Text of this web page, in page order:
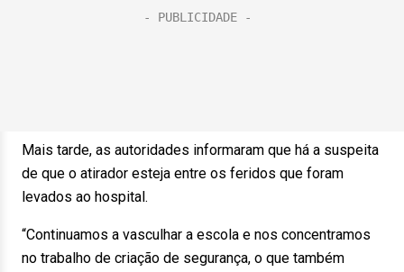
Mais tarde, as autoridades informaram que há a suspeita
de que o atirador esteja entre os feridos que foram
levados ao hospital.
“Continuamos a vasculhar a escola e nos concentramos
no trabalho de criação de segurança, o que também